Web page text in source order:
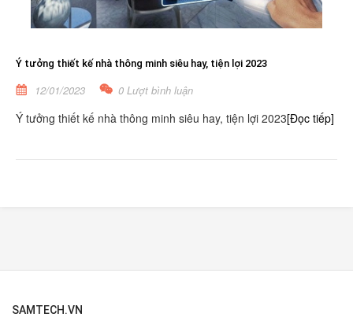
Ý tưởng thiết kế nhà thông minh siêu hay, tiện lợi 2023
12/01/2023 0 Lượt bình luận
Ý tưởng thiết kế nhà thông minh siêu hay, tiện lợi 2023[Đọc tiếp]
SAMTECH.VN